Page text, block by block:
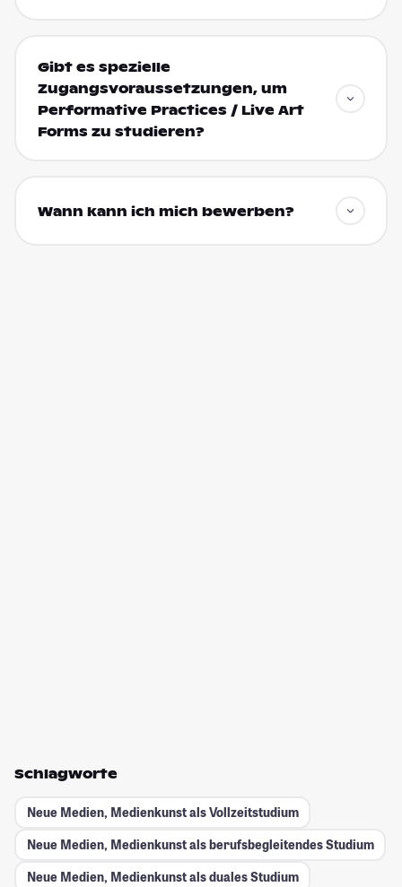
Gibt es spezielle
Zugangsvoraussetzungen, um
Performative Practices / Live Art
Forms zu studieren?
Wann kann ich mich bewerben?
Schlagworte
Neue Medien, Medienkunst als Vollzeitstudium
Neue Medien, Medienkunst als berufsbegleitendes Studium
Neue Medien, Medienkunst als duales Studium